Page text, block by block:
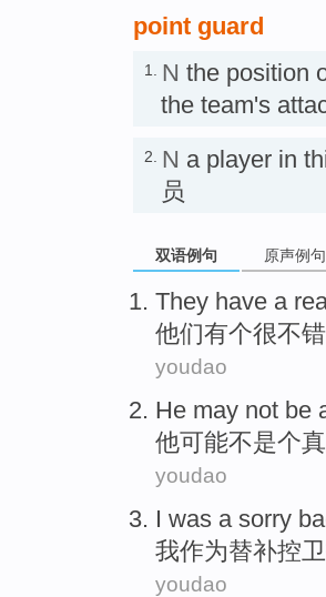
point guard
1. N the position
the team's
2. N a player in
员
双语例句 原声例句
They have a
他们有个很不错
youdao
He may not be
他可能不是个
youdao
I was a sorry
我作为替补控
youdao